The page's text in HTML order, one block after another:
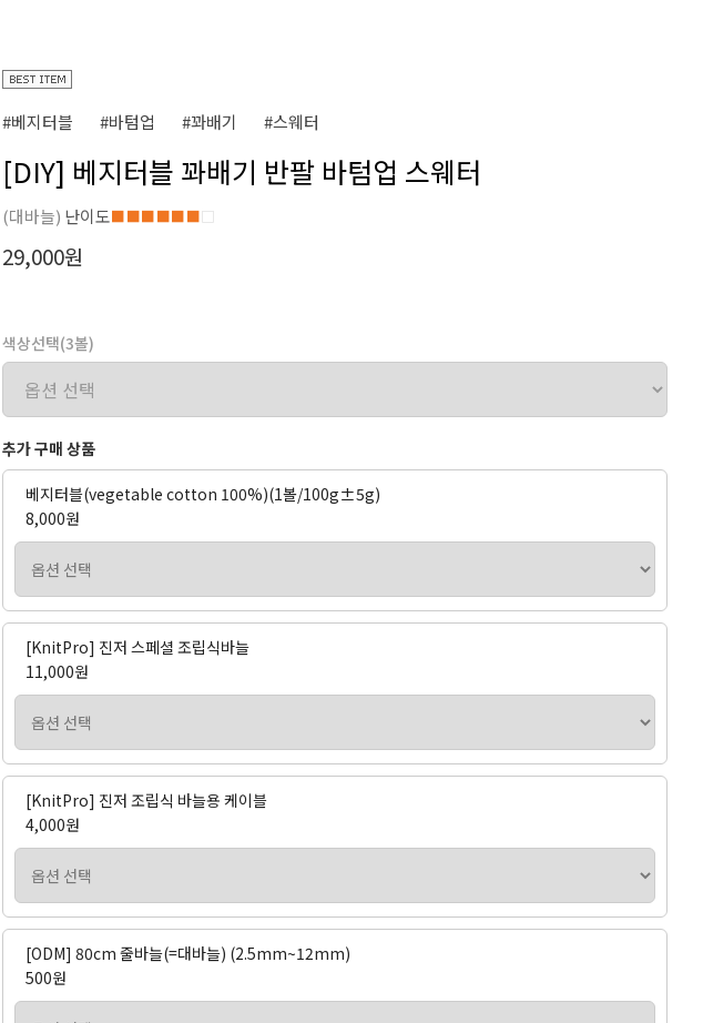
#베지터블 #바텀업 #꽈배기 #스웨터
[DIY] 베지터블 꽈배기 반팔 바텀업 스웨터
(대바늘) 난이도■■■■■■□
29,000원
색상선택(3볼)
추가 구매 상품
베지터블(vegetable cotton 100%)(1볼/100g±5g)
8,000원
[KnitPro] 진저 스페셜 조립식바늘
11,000원
[KnitPro] 진저 조립식 바늘용 케이블
4,000원
[ODM] 80cm 줄바늘(=대바늘) (2.5mm~12mm)
500원